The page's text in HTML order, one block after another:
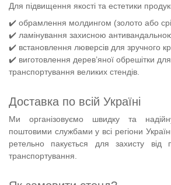
Для підвищення якості та естетики
✔️ обрамлення молдингом (золото або
✔️ ламінування захисною
✔️ встановлення люверсів для зручного
✔️ виготовлення дерев’яної обрешітки
транспортування великих стендів.
Доставка по всій Україні
Ми організовуємо швидку та
поштовими службами у всі регіони
ретельно пакується для захисту від
транспортування.